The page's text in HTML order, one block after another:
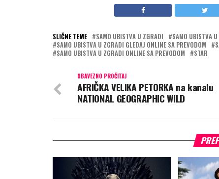
SLIČNE TEME SAMO UBISTVA U ZGRADI SAMO UBISTVA
SAMO UBISTVA U ZGRADI GLEDAJ ONLINE SA PREVODOM
SAMO UBISTVA U ZGRADI ONLINE SA PREVODOM
STAR
OBAVEZNO PROČITAJ
AFRIČKA VELIKA PETORKA na kanalu
NATIONAL GEOGRAPHIC WILD